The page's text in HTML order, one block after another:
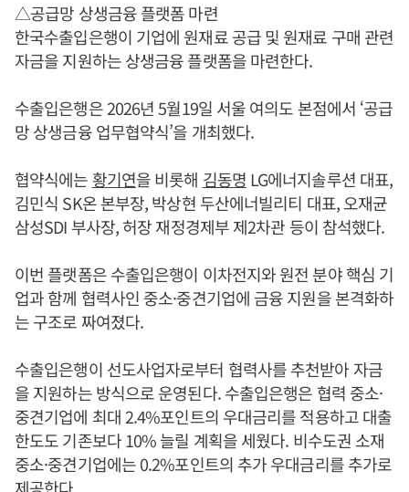
△공급망 상생금융 플랫폼 마련
한국수출입은행이 기업에 원재료 공급 및 원재료 구매 관련
자금을 지원하는 상생금융 플랫폼을 마련한다.
수출입은행은 2026년 5월19일 서울 여의도 본점에서 ‘공급
망 상생금융 업무협약식’을 개최했다.
협약식에는 황기연을 비롯해 김동명 LG에너지솔루션 대표,
김민식 SK온 본부장, 박상현 두산에너빌리티 대표, 오재균
삼성SDI 부사장, 허장 재정경제부 제2차관 등이 참석했다.
이번 플랫폼은 수출입은행이 이차전지와 원전 분야 핵심 기
업과 함께 협력사인 중소·중견기업에 금융 지원을 본격화하
는 구조로 짜여졌다.
수출입은행이 선도사업자로부터 협력사를 추천받아 자금
을 지원하는 방식으로 운영된다. 수출입은행은 협력 중소·
중견기업에 최대 2.4%포인트의 우대금리를 적용하고 대출
한도도 기존보다 10% 늘릴 계획을 세웠다. 비수도권 소재
중소·중견기업에는 0.2%포인트의 추가 우대금리를 추가로